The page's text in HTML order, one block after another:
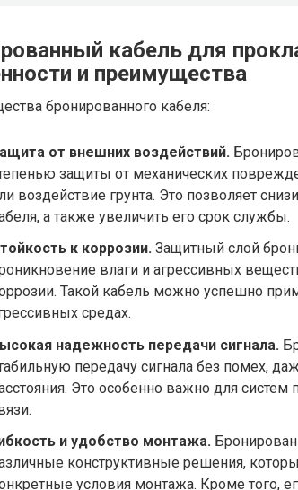
кабель для
и преимущества
бронированного кабеля:
от внешних воздействий.
защиты от механических
воздействие грунта. Это позволяет
а также увеличить его срок службы.
к коррозии. Защитный слой
влаги и агрессивных
Такой кабель можно успешно
средах.
надежность передачи сигнала.
передачу сигнала без помех,
Это особенно важно для
и удобство монтажа.
конструктивные решения,
условия монтажа. Кроме того,